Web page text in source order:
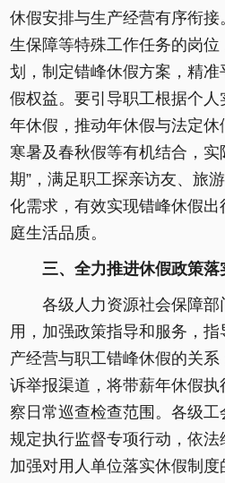
休假安排与生产经营有序衔
生保障等特殊工作任务的岗
划，制定错峰休假方案，精
假权益。要引导职工根据个人
年休假，推动年休假与法定
寒暑及春秋假等有机结合，实
期”，满足职工探亲访友、旅
化需求，有效实现错峰休假
庭生活品质。
三、全力推进休假政策落
各级人力资源社会保障部
用，加强政策指导和服务，
产经营与职工错峰休假的关
诉举报渠道，将带薪年休假
察日常巡查检查范围。各级
规定执行监督专项行动，依法
加强对用人单位落实休假制度